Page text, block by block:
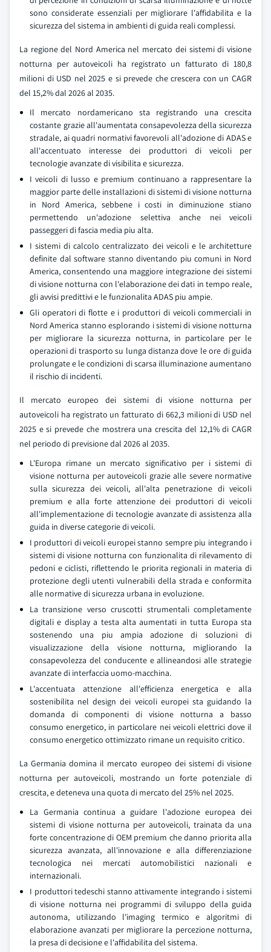
sono considerate essenziali per migliorare l'affidabilita e la
sicurezza del sistema in ambienti di guida reali complessi.
La regione del Nord America nel mercato dei sistemi di visione
notturna per autoveicoli ha registrato un fatturato di 180,8
milioni di USD nel 2025 e si prevede che crescera con un CAGR
del 15,2% dal 2026 al 2035.
Il mercato nordamericano sta registrando una crescita
costante grazie all'aumentata consapevolezza della sicurezza
stradale, ai quadri normativi favorevoli all'adozione di ADAS e
all'accentuato interesse dei produttori di veicoli per
tecnologie avanzate di visibilita e sicurezza.
I veicoli di lusso e premium continuano a rappresentare la
maggior parte delle installazioni di sistemi di visione notturna
in Nord America, sebbene i costi in diminuzione stiano
permettendo un'adozione selettiva anche nei veicoli
passeggeri di fascia media piu alta.
I sistemi di calcolo centralizzato dei veicoli e le architetture
definite dal software stanno diventando piu comuni in Nord
America, consentendo una maggiore integrazione dei sistemi
di visione notturna con l'elaborazione dei dati in tempo reale,
gli avvisi predittivi e le funzionalita ADAS piu ampie.
Gli operatori di flotte e i produttori di veicoli commerciali in
Nord America stanno esplorando i sistemi di visione notturna
per migliorare la sicurezza notturna, in particolare per le
operazioni di trasporto su lunga distanza dove le ore di guida
prolungate e le condizioni di scarsa illuminazione aumentano
il rischio di incidenti.
Il mercato europeo dei sistemi di visione notturna per
autoveicoli ha registrato un fatturato di 662,3 milioni di USD nel
2025 e si prevede che mostrera una crescita del 12,1% di CAGR
nel periodo di previsione dal 2026 al 2035.
L'Europa rimane un mercato significativo per i sistemi di
visione notturna per autoveicoli grazie alle severe normative
sulla sicurezza dei veicoli, all'alta penetrazione di veicoli
premium e alla forte attenzione dei produttori di veicoli
all'implementazione di tecnologie avanzate di assistenza alla
guida in diverse categorie di veicoli.
I produttori di veicoli europei stanno sempre piu integrando i
sistemi di visione notturna con funzionalita di rilevamento di
pedoni e ciclisti, riflettendo le priorita regionali in materia di
protezione degli utenti vulnerabili della strada e conformita
alle normative di sicurezza urbana in evoluzione.
La transizione verso cruscotti strumentali completamente
digitali e display a testa alta aumentati in tutta Europa sta
sostenendo una piu ampia adozione di soluzioni di
visualizzazione della visione notturna, migliorando la
consapevolezza del conducente e allineandosi alle strategie
avanzate di interfaccia uomo-macchina.
L'accentuata attenzione all'efficienza energetica e alla
sostenibilita nel design dei veicoli europei sta guidando la
domanda di componenti di visione notturna a basso
consumo energetico, in particolare nei veicoli elettrici dove il
consumo energetico ottimizzato rimane un requisito critico.
La Germania domina il mercato europeo dei sistemi di visione
notturna per autoveicoli, mostrando un forte potenziale di
crescita, e deteneva una quota di mercato del 25% nel 2025.
La Germania continua a guidare l'adozione europea dei
sistemi di visione notturna per autoveicoli, trainata da una
forte concentrazione di OEM premium che danno priorita alla
sicurezza avanzata, all'innovazione e alla differenziazione
tecnologica nei mercati automobilistici nazionali e
internazionali.
I produttori tedeschi stanno attivamente integrando i sistemi
di visione notturna nei programmi di sviluppo della guida
autonoma, utilizzando l'imaging termico e algoritmi di
elaborazione avanzati per migliorare la percezione notturna,
la presa di decisione e l'affidabilita del sistema.